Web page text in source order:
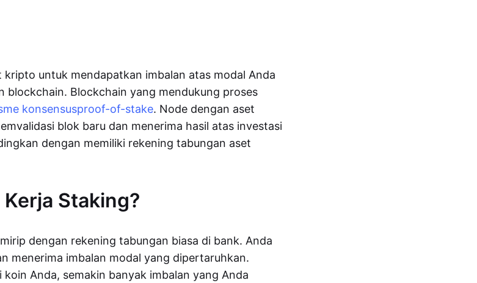
kripto untuk mendapatkan imbalan atas modal Anda
blockchain. Blockchain yang mendukung proses
konsensusproof-of-stake. Node dengan aset
blok baru dan menerima hasil atas investasi
dengan memiliki rekening tabungan aset
Staking?
dengan rekening tabungan biasa di bank. Anda
menerima imbalan modal yang dipertaruhkan.
koin Anda, semakin banyak imbalan yang Anda